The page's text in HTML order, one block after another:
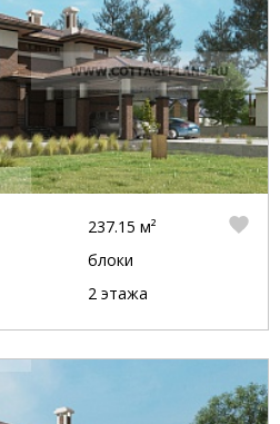
237.15 м²
блоки
2 этажа